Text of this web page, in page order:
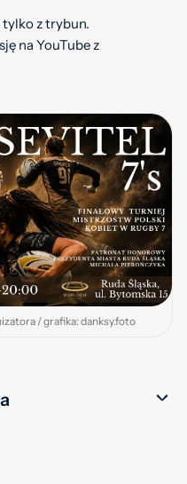
tylko z trybun.
na YouTube z
/ grafika: danksy.foto